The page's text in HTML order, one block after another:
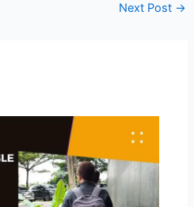
Next Post →